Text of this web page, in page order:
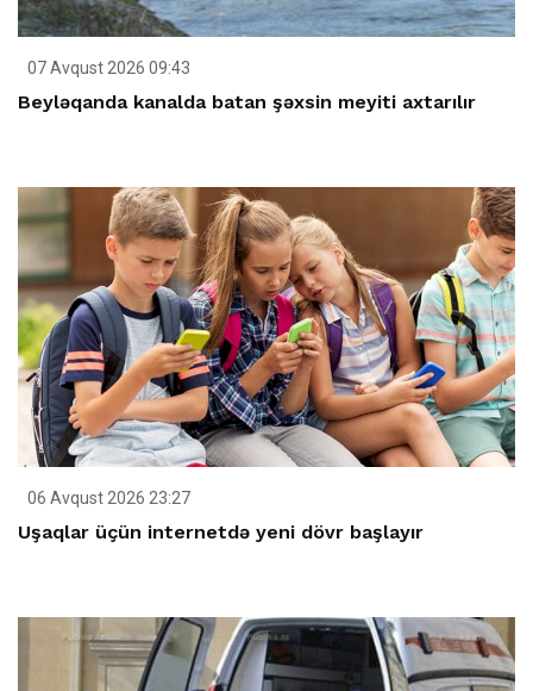
07 Avqust 2026 09:43
Beyləqanda kanalda batan şəxsin meyiti axtarılır
06 Avqust 2026 23:27
Uşaqlar üçün internetdə yeni dövr başlayır